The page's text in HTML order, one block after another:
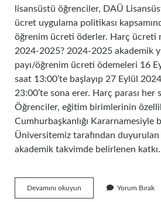
lisansüstü öğrenciler, DAÜ
ücret uygulama politikası
öğrenim ücreti öderler. Harç ücreti
2024-2025? 2024-2025 akademik
payı/öğrenim ücreti ödemeleri 16
saat 13:00’te başlayıp 27 Eylül
23:00’te sona erer. Harç parası her
Öğrenciler, eğitim birimlerinin
Cumhurbaşkanlığı Kararnamesiyle
Üniversitemiz tarafından duyurulan
akademik takvimde belirlenen
Devamını okuyun
Parası
Yorum Bırak